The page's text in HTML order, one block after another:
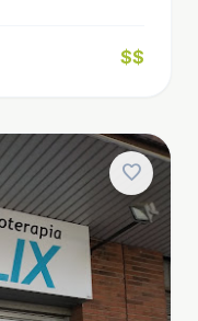
$$
favorite